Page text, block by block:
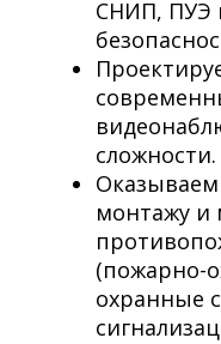
СНИП, ПУЭ
сложности.
Оказываем
монтажу и
(пожарно-
охранные